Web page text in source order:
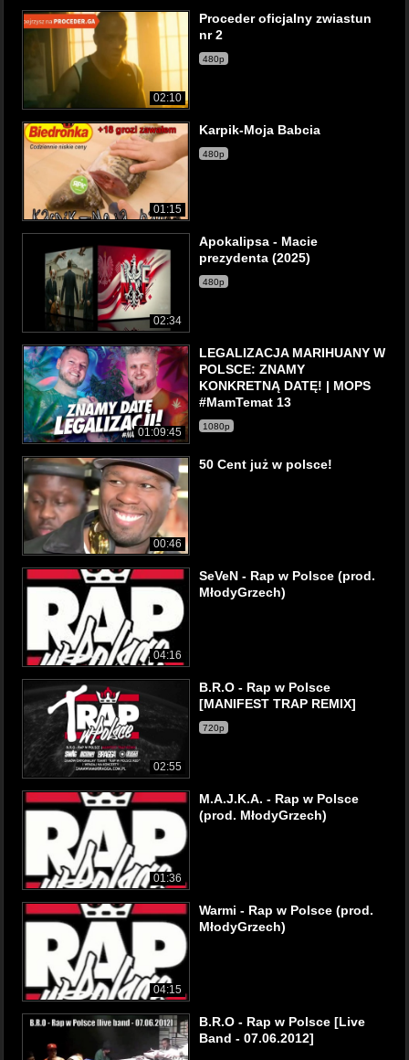
02:10
Proceder oficjalny zwiastun
nr 2
480p
01:15
Karpik-Moja Babcia
480p
02:34
Apokalipsa - Macie
prezydenta (2025)
480p
01:09:45
LEGALIZACJA MARIHUANY W
POLSCE: ZNAMY
KONKRETNĄ DATĘ! | MOPS
#MamTemat 13
1080p
00:46
50 Cent już w polsce!
04:16
SeVeN - Rap w Polsce (prod.
MłodyGrzech)
02:55
B.R.O - Rap w Polsce
[MANIFEST TRAP REMIX]
720p
01:36
M.A.J.K.A. - Rap w Polsce
(prod. MłodyGrzech)
04:15
Warmi - Rap w Polsce (prod.
MłodyGrzech)
B.R.O - Rap w Polsce [Live
Band - 07.06.2012]